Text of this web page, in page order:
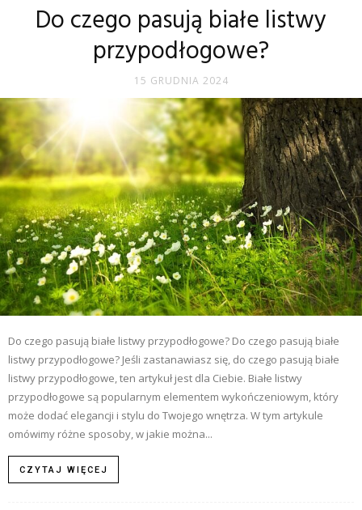
Do czego pasują białe listwy
przypodłogowe?
15 GRUDNIA 2024
Do czego pasują białe listwy przypodłogowe? Do czego pasują białe
listwy przypodłogowe? Jeśli zastanawiasz się, do czego pasują białe
listwy przypodłogowe, ten artykuł jest dla Ciebie. Białe listwy
przypodłogowe są popularnym elementem wykończeniowym, który
może dodać elegancji i stylu do Twojego wnętrza. W tym artykule
omówimy różne sposoby, w jakie można...
CZYTAJ WIĘCEJ